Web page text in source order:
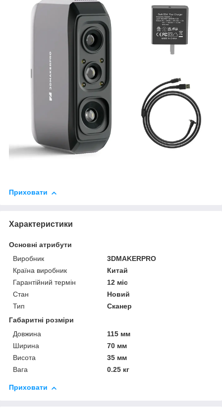
Приховати
Характеристики
Основні атрибути
Виробник
3DMAKERPRO
Країна виробник
Китай
Гарантійний термін
12 міс
Стан
Новий
Тип
Сканер
Габаритні розміри
Довжина
115 мм
Ширина
70 мм
Висота
35 мм
Вага
0.25 кг
Приховати